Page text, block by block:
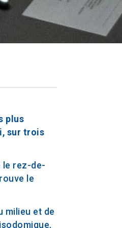
plus
sur trois
le rez-de-
le
milieu et de